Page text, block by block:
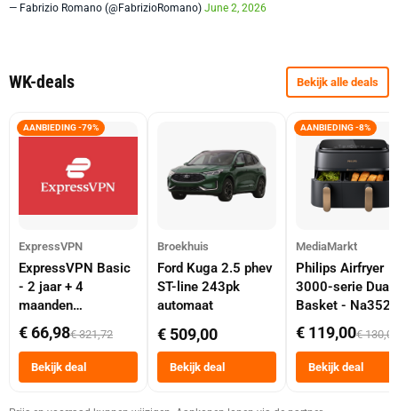
— Fabrizio Romano (@FabrizioRomano) June 2, 2026
WK-deals Bekijk alle deals
AANBIEDING -79%
ExpressVPN
ExpressVPN Basic
- 2 jaar + 4
maanden
abonnement
€ 66,98€ 321,72
Bekijk deal
Broekhuis
Ford Kuga 2.5 phev
ST-line 243pk
automaat
€ 509,00
Bekijk deal
AANBIEDING -8%
MediaMarkt
Philips Airfryer
3000-serie Dual
Basket -
Dubbele Mand 9
Tot 6 Personen
Heteluchtfriteuse
Zwart
€ 119,00€ 130,00
Bekijk deal